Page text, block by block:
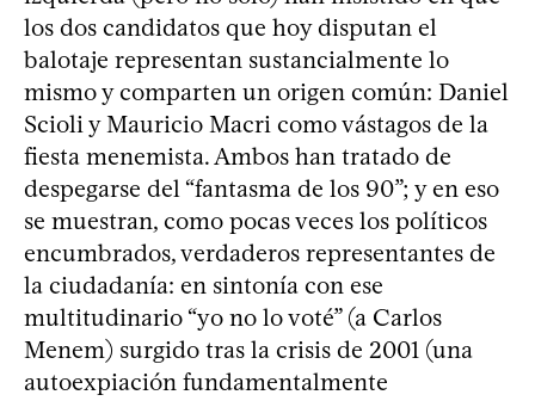
los dos candidatos que hoy disputan el
balotaje representan sustancialmente lo
mismo y comparten un origen común: Daniel
Scioli y Mauricio Macri como vástagos de la
fiesta menemista. Ambos han tratado de
despegarse del “fantasma de los 90”; y en eso
se muestran, como pocas veces los políticos
encumbrados, verdaderos representantes de
la ciudadanía: en sintonía con ese
multitudinario “yo no lo voté” (a Carlos
Menem) surgido tras la crisis de 2001 (una
autoexpiación fundamentalmente